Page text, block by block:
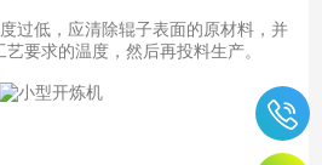
低，应清除辊子表面的原材料，并
要求的温度，然后再投料生产。